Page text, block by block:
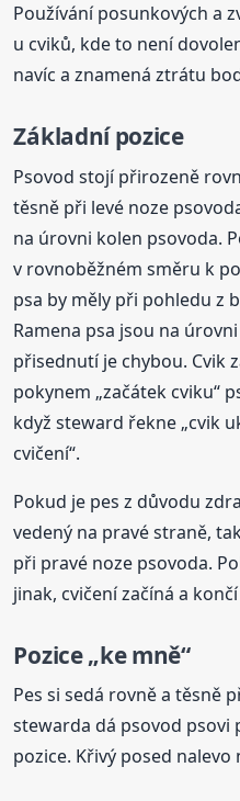
Používání posunkových a
u cviků, kde to není
navíc a znamená ztrátu
Základní pozice
Psovod stojí přirozeně
těsně při levé noze
na úrovni kolen psovoda.
v rovnoběžném směru k
psa by měly při pohledu z
Ramena psa jsou na
přisednutí je chybou. Cvik
pokynem „začátek cviku“
když steward řekne „cvik
cvičení“.
Pokud je pes z důvodu
vedený na pravé straně,
při pravé noze psovoda.
jinak, cvičení začíná a
Pozice „ke mně“
Pes si sedá rovně a těsně
stewarda dá psovod psovi
pozice. Křivý posed